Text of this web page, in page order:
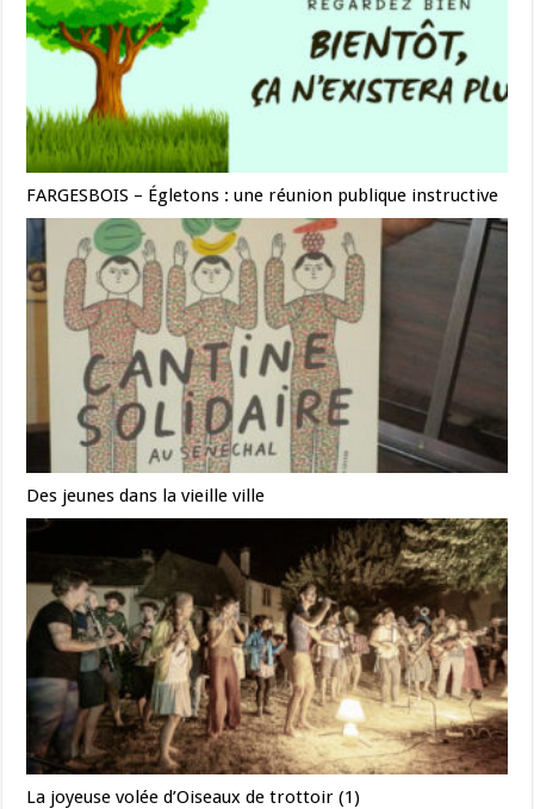
FARGESBOIS – Égletons : une réunion publique instructive
Des jeunes dans la vieille ville
La joyeuse volée d’Oiseaux de trottoir (1)